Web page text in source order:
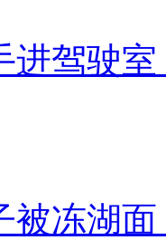
进驾驶
被冻湖